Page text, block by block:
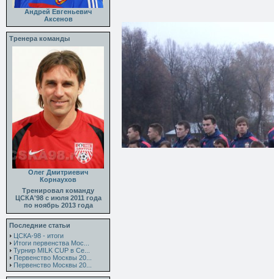
Андрей Евгеньевич
Аксенов
Тренера команды
Олег Дмитриевич
Корнаухов
Тренировал команду
ЦСКА'98 с июля 2011 года
по ноябрь 2013 года
Последние статьи
ЦСКА-98 - итоги
Итоги первенства Мос...
Турнир MILK CUP в Се...
Первенство Москвы 20...
Первенство Москвы 20...